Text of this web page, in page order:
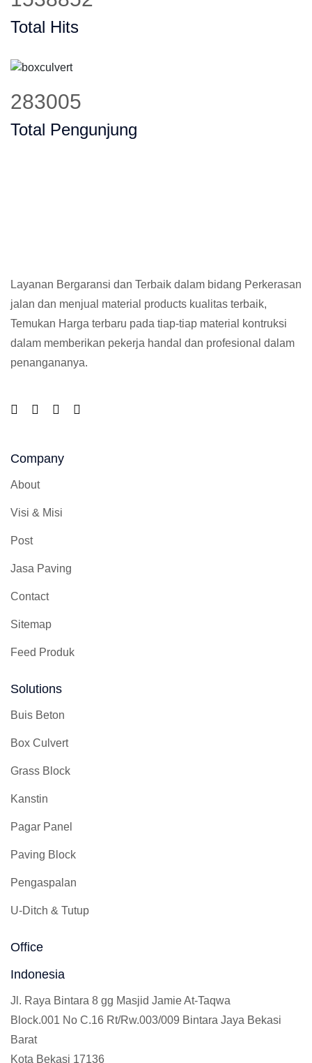
Total Hits
364017
Total Pengunjung
Layanan Bergaransi dan Terbaik dalam bidang Perkerasan
jalan dan menjual material products kualitas terbaik,
Temukan Harga terbaru pada tiap-tiap material kontruksi
dalam memberikan pekerja handal dan profesional dalam
penangananya.
Company
About
Visi & Misi
Post
Jasa Paving
Contact
Sitemap
Feed Produk
Solutions
Buis Beton
Box Culvert
Grass Block
Kanstin
Pagar Panel
Paving Block
Pengaspalan
U-Ditch & Tutup
Office
Indonesia
Jl. Raya Bintara 8 gg Masjid Jamie At-Taqwa
Block.001 No C.16 Rt/Rw.003/009 Bintara Jaya Bekasi
Barat
Kota Bekasi 17136